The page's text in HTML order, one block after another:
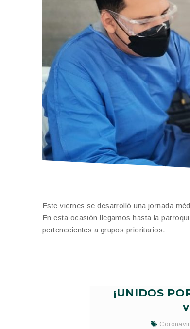
Este viernes se desarrolló una jornada
En esta ocasión llegamos hasta la
pertenecientes a grupos prioritarios.
¡UNIDOS